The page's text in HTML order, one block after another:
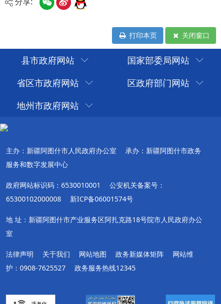
打印本页 关闭窗口
县市政府网站
国家部委局网站
省区市政府网站
区政府部门网站
地州市政府网站
主办：新疆阿图什市人民政府办公室
承办：新疆阿图什市政务
服务和数字发展中心
政府网站标识码：6530010001
公安机关备案号：
65300102000008
新ICP备06001574号
地 址：新疆阿图什市产业服务区阿扎克路18号院市人民政府办公
室
法律声明 关于我们 网站地图 政务新媒体矩阵
网站维
护：0908-7625527
政务服务热线12345